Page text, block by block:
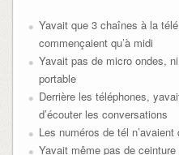
Yavait que 3 chaînes à la
commençaient qu’à midi
Yavait pas de micro ondes,
portable
Derrière les téléphones,
d’écouter les conversations
Les numéros de tél n’avaient
Yavait même pas de ceinture